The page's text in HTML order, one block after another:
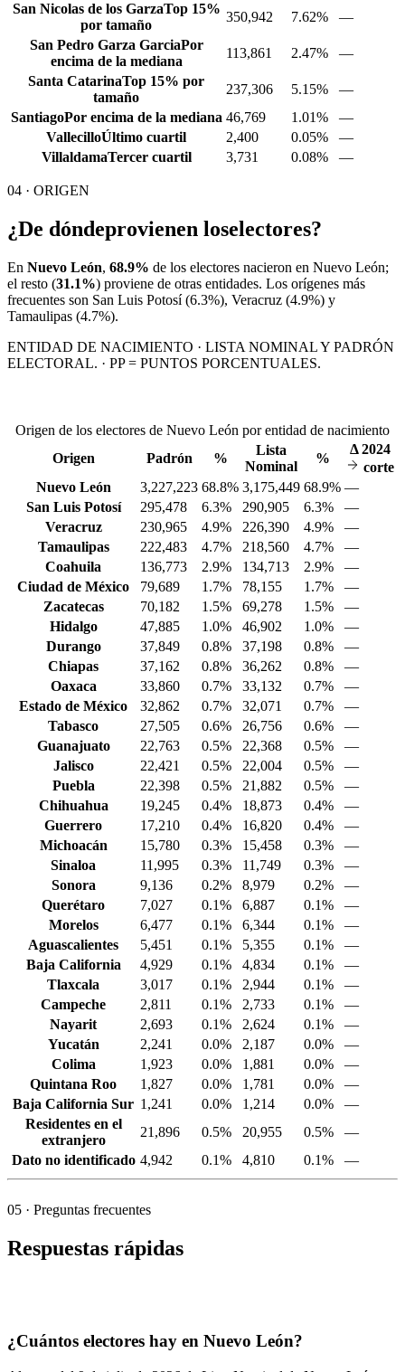
San Nicolas de los GarzaTop 15%
por tamaño
350,942 7.62%
—
San Pedro Garza GarciaPor
encima de la mediana
113,861 2.47%
—
Santa CatarinaTop 15% por
tamaño
237,306 5.15%
—
SantiagoPor encima de la mediana 46,769 1.01%
—
VallecilloÚltimo cuartil 2,400 0.05%
—
VillaldamaTercer cuartil 3,731 0.08% —
04 · ORIGEN
¿De dóndeprovienen loselectores?
En Nuevo León, 68.9% de los electores nacieron en Nuevo León;
el resto (31.1%) proviene de otras entidades. Los orígenes más
frecuentes son San Luis Potosí(6.3%), Veracruz (4.9%) y
Tamaulipas (4.7%).
ENTIDAD DE NACIMIENTO · LISTA NOMINAL Y PADRÓN
ELECTORAL. · PP = PUNTOS PORCENTUALES.
Origen de los electores de Nuevo León por entidad de nacimiento
Origen
Padrón %
Lista
Nominal
%
Δ2024
corte
Nuevo León
3,227,223 68.8% 3,175,449 68.9% —
San Luis Potosí
295,478 6.3% 290,905 6.3%
—
Veracruz
230,965 4.9% 226,390 4.9%
—
Tamaulipas
222,483 4.7% 218,560 4.7%
—
Coahuila
136,773 2.9% 134,713 2.9%
—
Ciudad de México
79,689 1.7% 78,155 1.7%
—
Zacatecas
70,182 1.5% 69,278 1.5%
—
Hidalgo
47,885 1.0% 46,902 1.0%
—
Durango
37,849 0.8% 37,198 0.8%
—
Chiapas
37,162 0.8% 36,262 0.8%
—
Oaxaca
33,860 0.7% 33,132 0.7%
—
Estado de México
32,862 0.7% 32,071 0.7%
—
Tabasco
27,505 0.6% 26,756 0.6%
—
Guanajuato
22,763 0.5% 22,368 0.5%
—
Jalisco
22,421 0.5% 22,004 0.5%
—
Puebla
22,398 0.5% 21,882 0.5%
—
Chihuahua
19,245 0.4% 18,873 0.4%
—
Guerrero
17,210 0.4% 16,820 0.4%
—
Michoacán
15,780 0.3% 15,458 0.3%
—
Sinaloa
11,995 0.3% 11,749 0.3%
—
Sonora
9,136 0.2% 8,979 0.2%
—
Querétaro
7,027 0.1% 6,887 0.1%
—
Morelos
6,477 0.1% 6,344 0.1%
—
Aguascalientes
5,451 0.1% 5,355 0.1%
—
Baja California
4,929 0.1% 4,834 0.1%
—
Tlaxcala
3,017 0.1% 2,944 0.1%
—
Campeche
2,811 0.1% 2,733 0.1%
—
Nayarit
2,693 0.1% 2,624 0.1%
—
Yucatán
2,241 0.0% 2,187 0.0%
—
Colima
1,923 0.0% 1,881 0.0%
—
Quintana Roo
1,827 0.0% 1,781 0.0%
—
Baja California Sur 1,241 0.0% 1,214 0.0%
—
Residentes en el
extranjero
21,896 0.5% 20,955 0.5%
—
Dato no identificado 4,942 0.1% 4,810 0.1% —
05 · Preguntas frecuentes
Respuestas rápidas
¿Cuántos electores hay en Nuevo León?